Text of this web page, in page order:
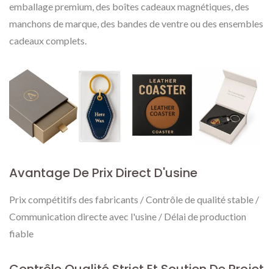
emballage premium, des boîtes cadeaux magnétiques, des
manchons de marque, des bandes de ventre ou des ensembles
cadeaux complets.
Avantage De Prix Direct D'usine
Prix compétitifs des fabricants / Contrôle de qualité stable /
Communication directe avec l'usine / Délai de production
fiable